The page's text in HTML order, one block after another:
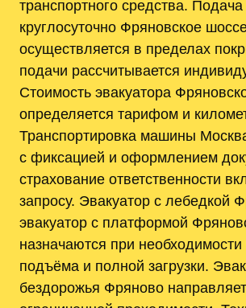
транспортного средства. Подача
круглосуточно Фряновское
осуществляется в пределах
подачи рассчитывается
Стоимость эвакуатора
определяется тарифом и
Транспортировка машины
с фиксацией и оформлением
страхование ответственности
запросу. Эвакуатор с лебедкой
эвакуатор с платформой
назначаются при необходимости
подъёма и полной загрузки.
бездорожья Фряново